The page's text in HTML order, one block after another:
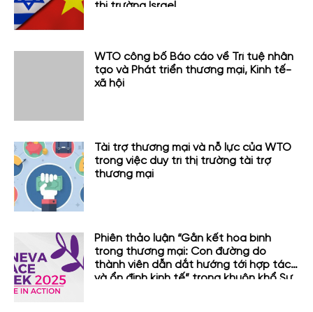
thị trường Israel
WTO công bố Báo cáo về Trí tuệ nhân
tạo và Phát triển thương mại, Kinh tế-
xã hội
Tài trợ thương mại và nỗ lực của WTO
trong việc duy trì thị trường tài trợ
thương mại
Phiên thảo luận “Gắn kết hòa bình
trong thương mại: Con đường do
thành viên dẫn dắt hướng tới hợp tác
và ổn định kinh tế” trong khuôn khổ Sự